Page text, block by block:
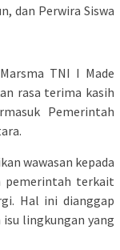
dan Perwira Siswa
TNI I Made
rasa terima kasih
Pemerintah
wawasan kepada
pemerintah terkait
Hal ini dianggap
lingkungan yang